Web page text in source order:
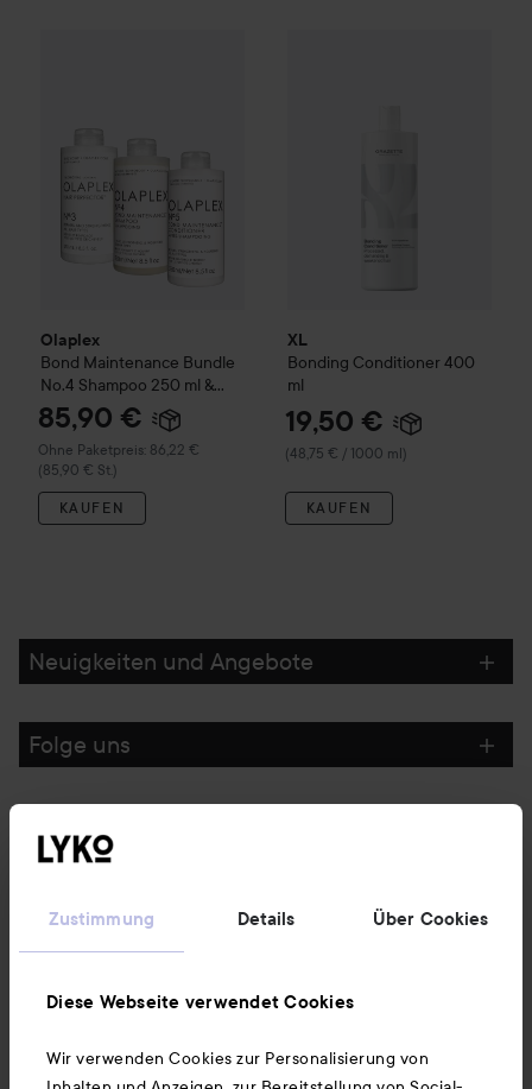
Zustimmung Details Über Cookies
Diese Webseite verwendet Cookies
Wir verwenden Cookies zur Personalisierung von
Olaplex
Bond Maintenance Bundle
No.4 Shampoo 250 ml &
No.5 Conditioner 250 ml &
No.3 250 ml
85,90 €
Ohne Paketpreis: 86,22 €
(85,90 € St.)
KAUFEN
XL
Bonding Conditioner 400
ml
19,50 €
(48,75 € / 1000 ml)
KAUFEN
Neuigkeiten und Angebote
Folge uns
Informationen
Ebenfalls interessant
Unsere App herunterladen